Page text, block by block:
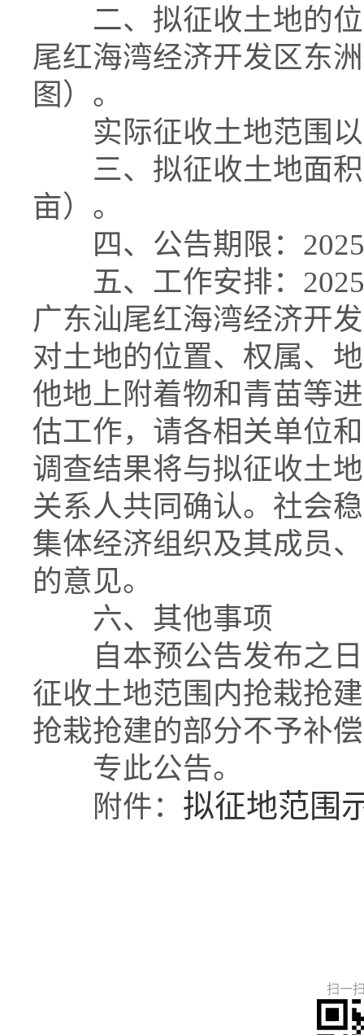
二、拟征收土地的位
尾红海湾经济开发区东
图）。
实际征收土地范围以
三、拟征收土地面积
亩）。
四、公告期限：2025
五、工作安排：2025
广东汕尾红海湾经济开
对土地的位置、权属、
他地上附着物和青苗等
估工作，请各相关单位
调查结果将与拟征收土
关系人共同确认。社会
集体经济组织及其成员
的意见。
六、其他事项
自本预公告发布之日
征收土地范围内抢栽抢
抢栽抢建的部分不予补
专此公告。
附件： 拟征地范围
扫一